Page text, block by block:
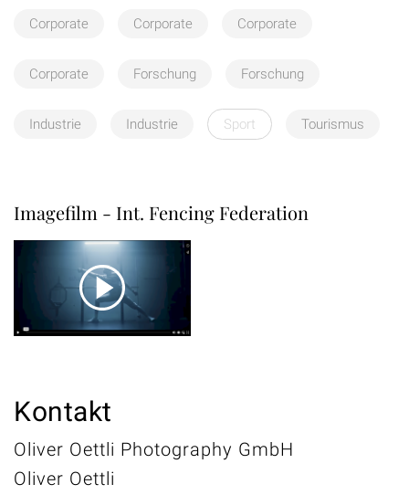
Corporate Corporate Corporate
Corporate Forschung Forschung
Industrie Industrie Sport Tourismus
Imagefilm - Int. Fencing Federation
Kontakt
Oliver Oettli Photography GmbH
Oliver Oettli